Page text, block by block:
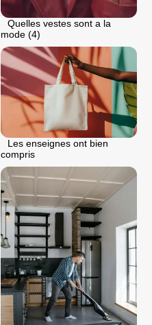
Quelles vestes sont a la
mode (4)
Les enseignes ont bien
compris